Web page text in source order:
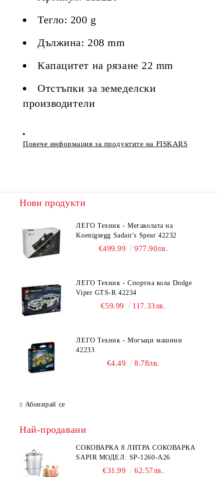
Тегло: 200 g
Дължина: 208 mm
Капацитет на рязане 22 mm
Отстъпки за земеделски
производители
Повече информация за продуктите на FISKARS
Нови продукти
ЛЕГО Техник - Мегаколата на
Koenigsegg Sadair's Spear 42232
€499.99 977.90лв.
ЛЕГО Техник - Спортна кола Dodge
Viper GTS-R 42234
€59.99 117.33лв.
ЛЕГО Техник - Могъщи машини
42233
€4.49 8.78лв.
Абонирай се
Най-продавани
СОКОВАРКА 8 ЛИТРА СОКОВАРКА
SAPIR МОДЕЛ: SP-1260-A26
€31.99 62.57лв.